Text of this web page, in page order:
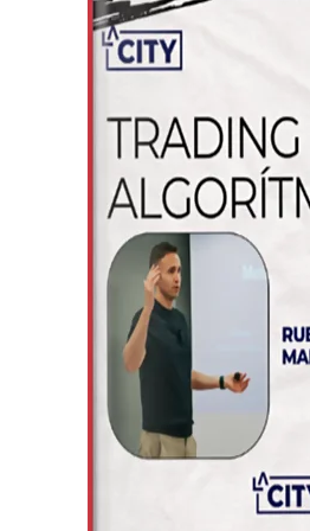
TRADING PSICOLOGICO
TRADING OPCIONES
TRADING FUTUROS
TRADING INDICES
TRADING CRIPTOMONEDAS
TRADING ACCIONES
TRADING ALGORITMICO